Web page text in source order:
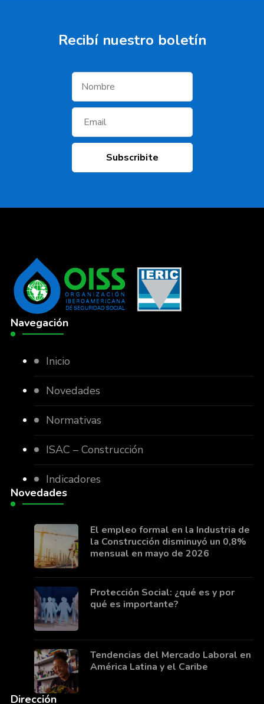
Recibí­ nuestro boletí­n
Navegación
Inicio
Novedades
Normativas
ISAC – Construcción
Indicadores
Novedades
El empleo formal en la Industria de
la Construcción disminuyó un 0,8%
mensual en mayo de 2026
Protección Social: ¿qué es y por
qué es importante?
Tendencias del Mercado Laboral en
América Latina y el Caribe
Dirección